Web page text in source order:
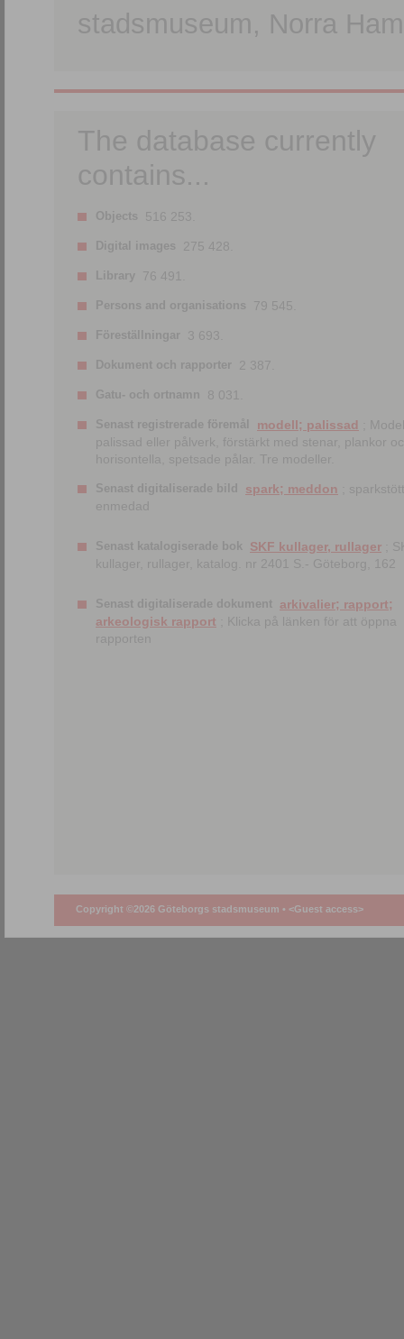
stadsmuseum, Norra
The database currently
contains...
Objects 516 253.
Digital images 275 428.
Library 76 491.
Persons and organisations 79 545.
Föreställningar 3 693.
Dokument och rapporter 2 387.
Gatu- och ortnamn 8 031.
Senast registrerade föremål modell; palissad
;
palissad eller pålverk, förstärkt med stenar, plankor
horisontella, spetsade pålar. Tre modeller.
Senast digitaliserade bild spark; meddon ;
enmedad
Senast katalogiserade bok SKF kullager, rullager ;
kullager, rullager, katalog. nr 2401 S.- Göteborg, 162
Senast digitaliserade dokument arkivalier; rapport;
arkeologisk rapport ; Klicka på länken för att öppna
rapporten
Copyright ©2026 Göteborgs stadsmuseum • <Guest access>